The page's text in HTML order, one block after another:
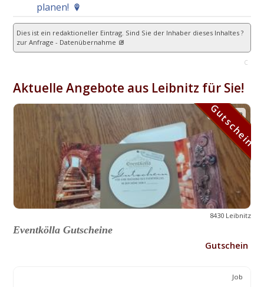
planen!
Dies ist ein redaktioneller Eintrag. Sind Sie der Inhaber dieses Inhaltes ?
zur Anfrage - Datenübernahme
C
Aktuelle Angebote aus Leibnitz für Sie!
Gutschein
8430 Leibnitz
Eventkölla Gutscheine
Gutschein
Gutschein
Job